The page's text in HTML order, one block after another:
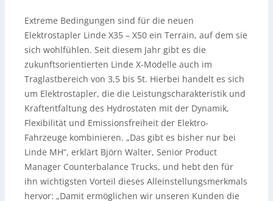
Extreme Bedingungen sind für die neuen
Elektrostapler Linde X35 – X50 ein Terrain, auf dem sie
sich wohlfühlen. Seit diesem Jahr gibt es die
zukunftsorientierten Linde X-Modelle auch im
Traglastbereich von 3,5 bis 5t. Hierbei handelt es sich
um Elektrostapler, die die Leistungscharakteristik und
Kraftentfaltung des Hydrostaten mit der Dynamik,
Flexibilität und Emissionsfreiheit der Elektro-
Fahrzeuge kombinieren. „Das gibt es bisher nur bei
Linde MH“, erklärt Björn Walter, Senior Product
Manager Counterbalance Trucks, und hebt den für
ihn wichtigsten Vorteil dieses Alleinstellungsmerkmals
hervor: „Damit ermöglichen wir unseren Kunden die